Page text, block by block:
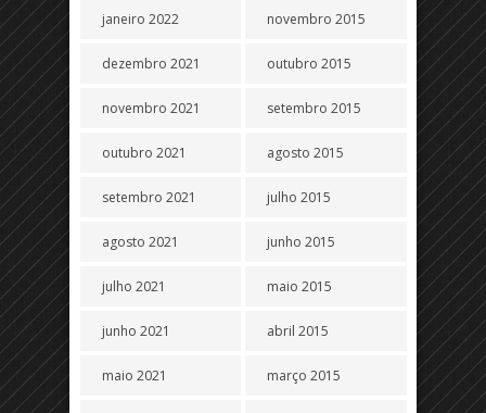
janeiro 2022
dezembro 2021
novembro 2021
outubro 2021
setembro 2021
agosto 2021
julho 2021
junho 2021
maio 2021
novembro 2015
outubro 2015
setembro 2015
agosto 2015
julho 2015
junho 2015
maio 2015
abril 2015
março 2015